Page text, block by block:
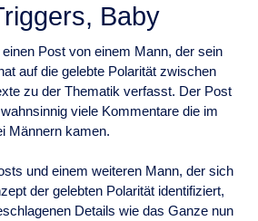
Baby
Post von einem Mann, der sein
auf die gelebte Polarität zwischen
zu der Thematik verfasst. Der Post
viele Kommentare die im
Männern kamen.
und einem weiteren Mann, der sich
der gelebten Polarität identifiziert,
Details wie das Ganze nun